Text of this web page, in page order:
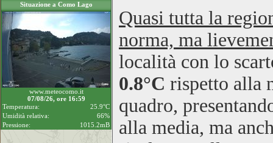
Situazione a Como Lago
www.meteocomo.it
07/08/26, ore 16:59
Temperatura:
25.9°C
Umidità relativa:
66%
Pressione:
1015.2mB
Quasi tutta la
norma, ma
località con lo
0.8°C rispetto alla
quadro,
alla media, ma